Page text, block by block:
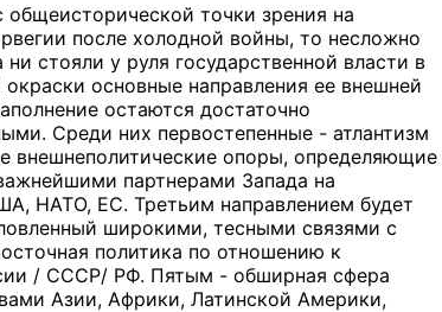
общеисторической точки зрения на
после холодной войны, то несложно
стояли у руля государственной власти в
основные направления ее внешней
остаются достаточно
Среди них первостепенные - атлантизм
внешнеполитические опоры, определяющие
партнерами Запада на
НАТО, ЕС. Третьим направлением будет
широкими, тесными связями с
политика по отношению к
/ СССР/ РФ. Пятым - обширная сфера
Азии, Африки, Латинской Америки,